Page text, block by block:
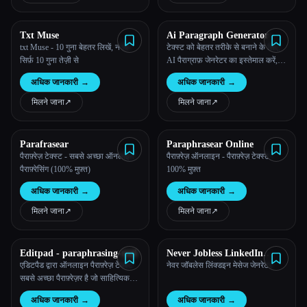
Txt Muse
txt Muse - 10 गुना बेहतर लिखें, न कि
सिर्फ़ 10 गुना तेज़ी से
अधिक जानकारी →
मिलने जाना↗︎
Ai Paragraph Generator
टेक्स्ट को बेहतर तरीके से बनाने के लिए,
AI पैराग्राफ़ जेनरेटर का इस्तेमाल करें, जो
लिखने की अलग-अलग ज़रूरतों के लिए
उपयोगी कॉन्टेंट जनरेटर है।
अधिक जानकारी →
मिलने जाना↗︎
Parafrasear
पैराफ़्रेज़ टेक्स्ट - सबसे अच्छा ऑनलाइन
पैराफ़्रेसिंग (100% मुफ़्त)
अधिक जानकारी →
मिलने जाना↗︎
Paraphrasear Online
पैराफ़्रेज़ ऑनलाइन - पैराफ़्रेज़ टेक्स्ट -
100% मुफ़्त
अधिक जानकारी →
मिलने जाना↗︎
Editpad - paraphrasing-tool
एडिटपैड द्वारा ऑनलाइन पैराफ़्रेज़ टेक्स्ट
सबसे अच्छा पैराफ़्रेज़र है जो साहित्यिक
चोरी को खत्म करने के लिए वाक्यों,
पैराग्राफ और निबंधों की व्याख्या करने में
अधिक जानकारी →
Never Jobless LinkedIn
Message Generator
नेवर जॉबलेस लिंक्डइन मेसेज जेनरेटर
अधिक जानकारी →